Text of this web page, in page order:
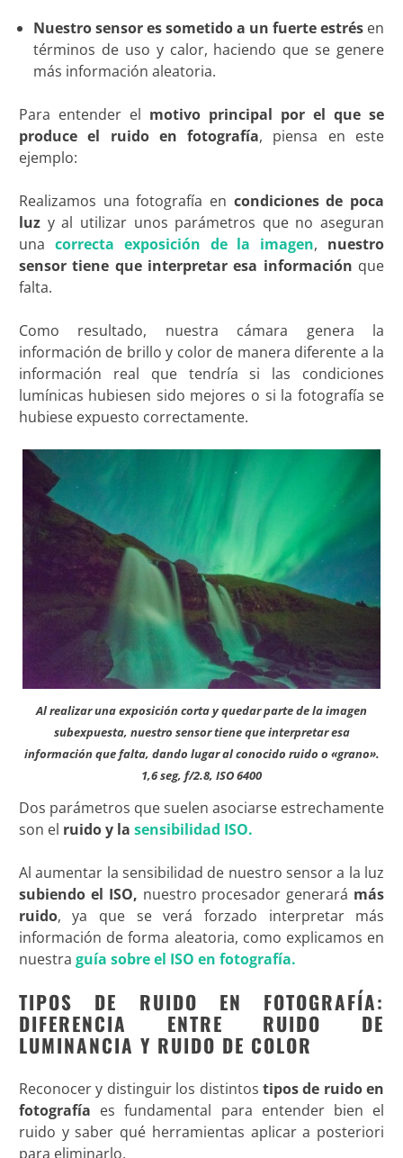
Nuestro sensor es sometido a un fuerte estrés en
términos de uso y calor, haciendo que se genere
más información aleatoria.
Para entender el motivo principal por el que se
produce el ruido en fotografía, piensa en este
ejemplo:
Realizamos una fotografía en condiciones de poca
luzy al utilizar unos parámetros que no aseguran
una correcta exposición de la imagen, nuestro
sensor tiene que interpretar esa información que
falta.
Como resultado, nuestra cámara genera la
información de brillo y color de manera diferente a la
información real que tendría si las condiciones
lumínicas hubiesen sido mejores o si la fotografía se
hubiese expuesto correctamente.
Al realizar una exposición corta y quedar parte de la imagen
subexpuesta, nuestro sensor tiene que interpretar esa
información que falta, dando lugar al conocido ruido o «grano».
1,6 seg, f/2.8, ISO 6400
Dos parámetros que suelen asociarse estrechamente
son el ruido y la sensibilidad ISO.
Al aumentar la sensibilidad de nuestro sensor a la luz
subiendo el ISO, nuestro procesador generará más
ruido, ya que se verá forzado interpretar más
información de forma aleatoria, como explicamos en
nuestra guía sobre el ISO en fotografía.
TIPOS DE RUIDO EN FOTOGRAFÍA:
DIFERENCIA ENTRE RUIDO DE
LUMINANCIA Y RUIDO DE COLOR
Reconocer y distinguir los distintos tipos de ruido en
fotografía es fundamental para entender bien el
ruido y saber qué herramientas aplicar a posteriori
para eliminarlo.